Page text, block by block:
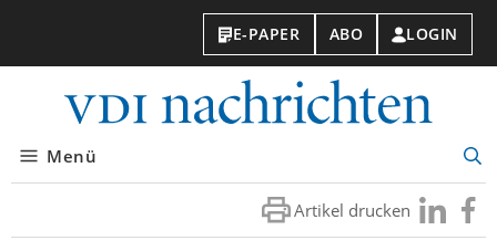
E-PAPER ABO LOGIN
Menü
Artikel drucken Besuchen
Sie
Sie